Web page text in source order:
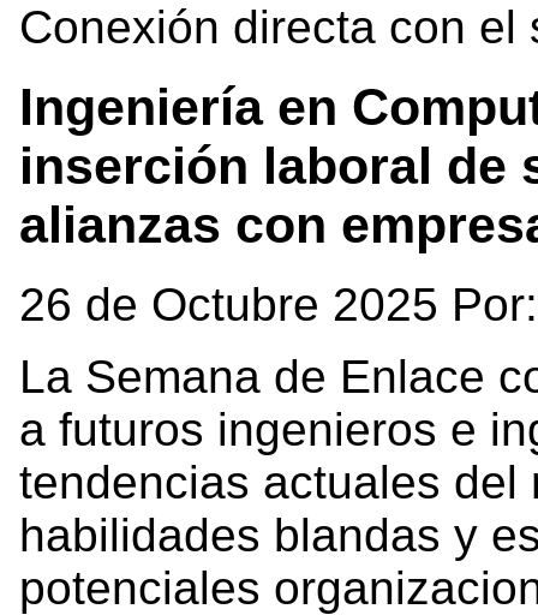
Conexión directa con el
Ingeniería en
inserción laboral de
alianzas con
26 de Octubre 2025
La Semana de Enlace
a futuros ingenieros e
tendencias actuales del
habilidades blandas y
potenciales